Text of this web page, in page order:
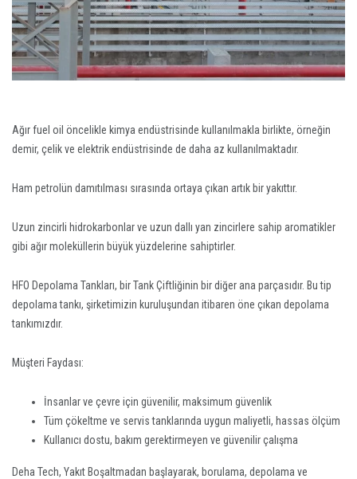
Ağır fuel oil öncelikle kimya endüstrisinde kullanılmakla birlikte, örneğin
demir, çelik ve elektrik endüstrisinde de daha az kullanılmaktadır.
Ham petrolün damıtılması sırasında ortaya çıkan artık bir yakıttır.
Uzun zincirli hidrokarbonlar ve uzun dallı yan zincirlere sahip aromatikler
gibi ağır moleküllerin büyük yüzdelerine sahiptirler.
HFO Depolama Tankları, bir Tank Çiftliğinin bir diğer ana parçasıdır. Bu tip
depolama tankı, şirketimizin kuruluşundan itibaren öne çıkan depolama
tankımızdır.
Müşteri Faydası:
İnsanlar ve çevre için güvenilir, maksimum güvenlik
Tüm çökeltme ve servis tanklarında uygun maliyetli, hassas ölçüm
Kullanıcı dostu, bakım gerektirmeyen ve güvenilir çalışma
Deha Tech, Yakıt Boşaltmadan başlayarak, borulama, depolama ve